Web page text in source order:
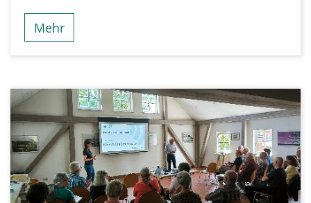
Mehr